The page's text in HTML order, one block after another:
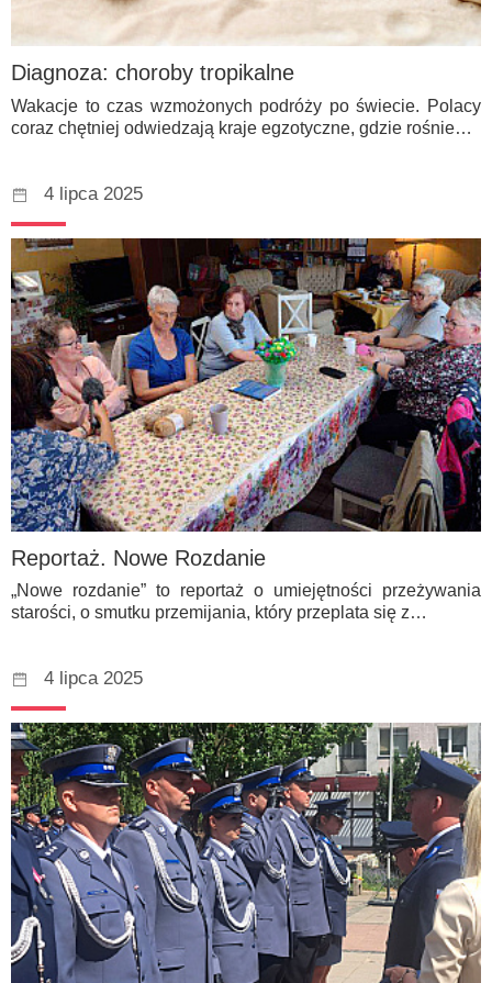
Diagnoza: choroby tropikalne
Wakacje to czas wzmożonych podróży po świecie. Polacy
coraz chętniej odwiedzają kraje egzotyczne, gdzie rośnie…
4 lipca 2025
Reportaż. Nowe Rozdanie
„Nowe rozdanie” to reportaż o umiejętności przeżywania
starości, o smutku przemijania, który przeplata się z…
4 lipca 2025